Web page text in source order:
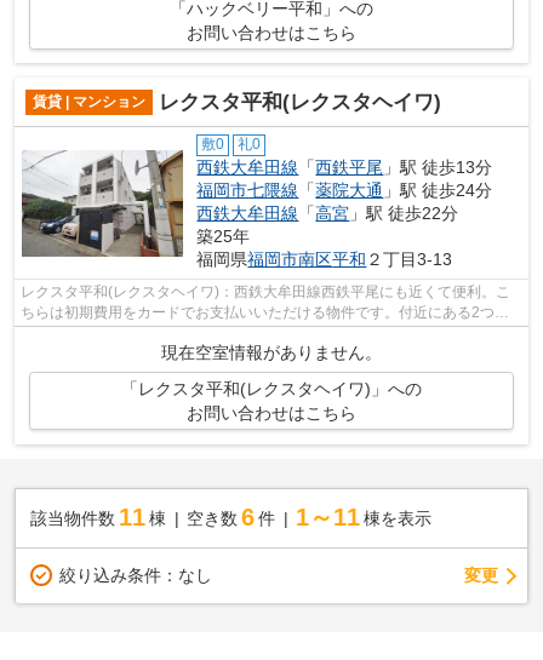
「ハックベリー平和」への
お問い合わせはこちら
賃貸 | マンション レクスタ平和(レクスタヘイワ)
敷0 礼0
西鉄大牟田線 「西鉄平尾 」駅 徒歩13分
福岡市七隈線 「薬院大通 」駅 徒歩24分
西鉄大牟田線 「高宮 」駅 徒歩22分
築25年
福岡県福岡市南区平和 ２丁目3-13
レクスタ平和(レクスタヘイワ)：西鉄大牟田線西鉄平尾にも近くて便利。こ
ちらは初期費用をカードでお支払いいただける物件です。付近にある2つの
現在空室情報がありません。
「レクスタ平和(レクスタヘイワ)」への
お問い合わせはこちら
該当物件数 11棟 空き数 6 件 1～11 棟を表示
絞り込み条件： なし 変更